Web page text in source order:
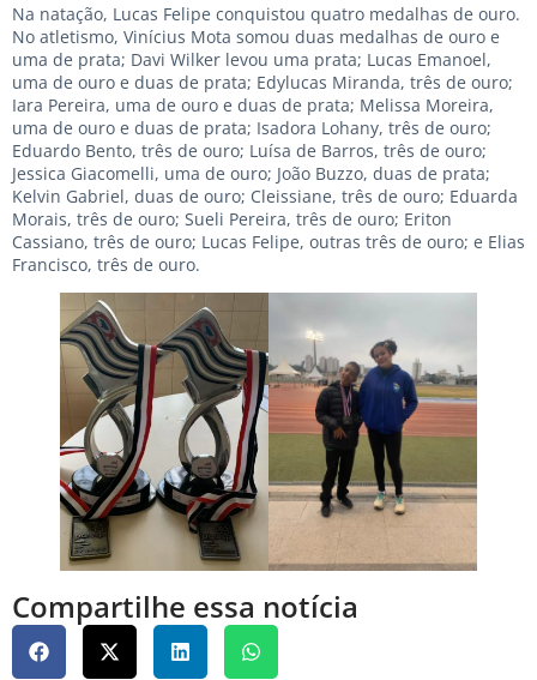
Na natação, Lucas Felipe conquistou quatro medalhas de ouro.
No atletismo, Vinícius Mota somou duas medalhas de ouro e
uma de prata; Davi Wilker levou uma prata; Lucas Emanoel,
uma de ouro e duas de prata; Edylucas Miranda, três de ouro;
Iara Pereira, uma de ouro e duas de prata; Melissa Moreira,
uma de ouro e duas de prata; Isadora Lohany, três de ouro;
Eduardo Bento, três de ouro; Luísa de Barros, três de ouro;
Jessica Giacomelli, uma de ouro; João Buzzo, duas de prata;
Kelvin Gabriel, duas de ouro; Cleissiane, três de ouro; Eduarda
Morais, três de ouro; Sueli Pereira, três de ouro; Eriton
Cassiano, três de ouro; Lucas Felipe, outras três de ouro; e Elias
Francisco, três de ouro.
Compartilhe essa notícia